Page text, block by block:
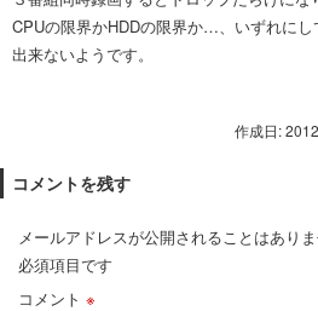
CPUの限界かHDDの限界か…、いずれにし
出来ないようです。
作成日:
コメントを残す
メールアドレスが公開されることはありま
必須項目です
コメント ※